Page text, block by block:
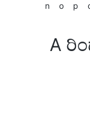
n o p
A